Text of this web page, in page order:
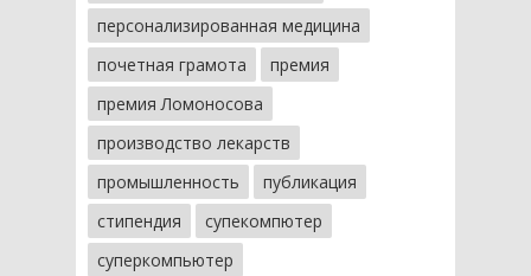
персонализированная медицина
почетная грамота
премия
премия Ломоносова
производство лекарств
промышленность
публикация
стипендия
супекомпютер
суперкомпьютер